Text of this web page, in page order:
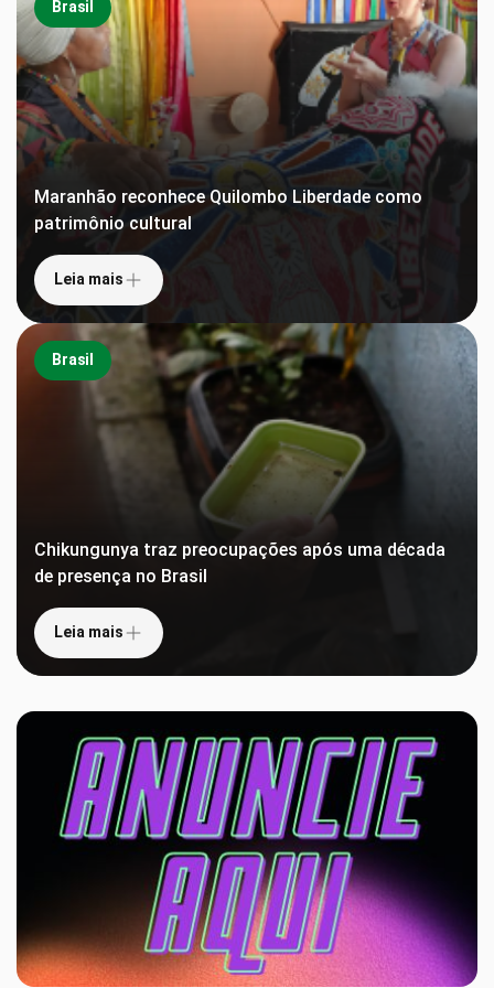
Brasil
Maranhão reconhece Quilombo Liberdade como
patrimônio cultural
Leia mais
Brasil
Chikungunya traz preocupações após uma década
de presença no Brasil
Leia mais